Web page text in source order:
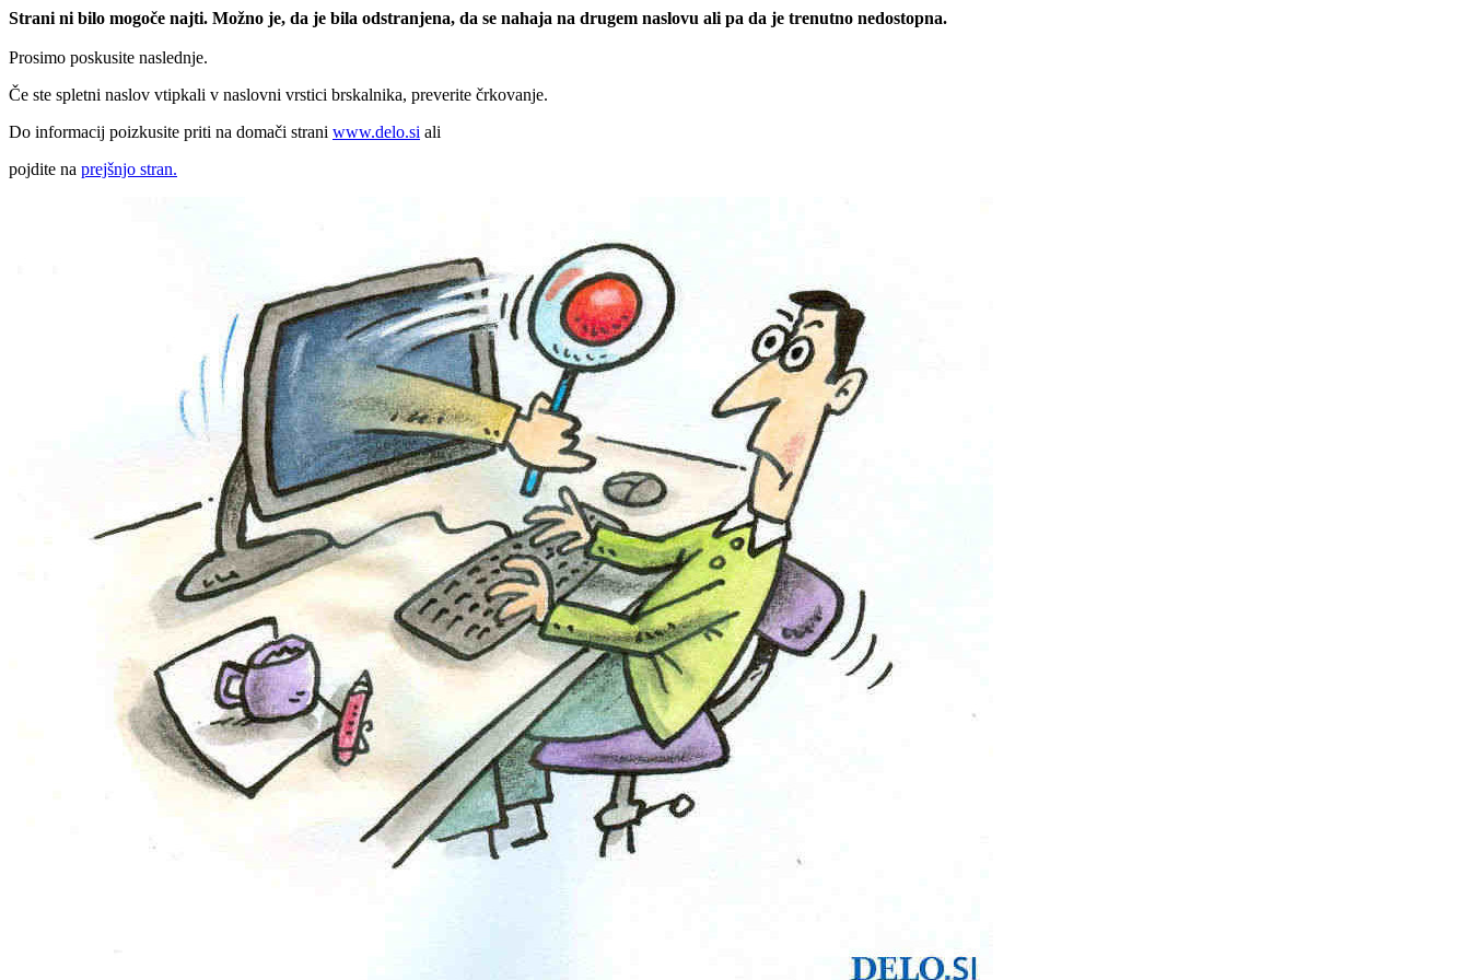
Strani ni bilo mogoče najti. Možno je, da je bila odstranjena, da se nahaja na drugem naslovu ali pa da je trenutno nedostopna.
Prosimo poskusite naslednje.
Če ste spletni naslov vtipkali v naslovni vrstici brskalnika, preverite črkovanje.
Do informacij poizkusite priti na domači strani www.delo.si ali
pojdite na prejšnjo stran.